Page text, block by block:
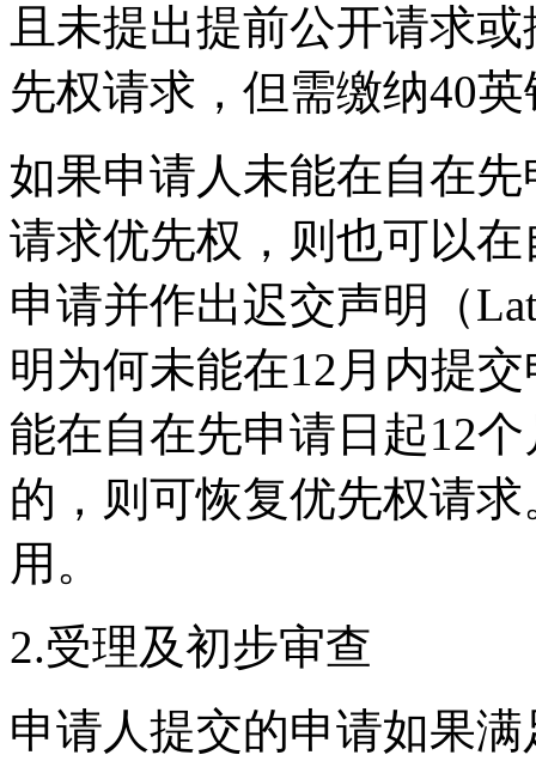
且未提出提前公开请求
先权请求，但需缴纳40
如果申请人未能在自在
请求优先权，则也可以
申请并作出迟交声明（
明为何未能在12月内提
能在自在先申请日起12
的，则可恢复优先权请
用。
2.受理及初步审查
申请人提交的申请如果